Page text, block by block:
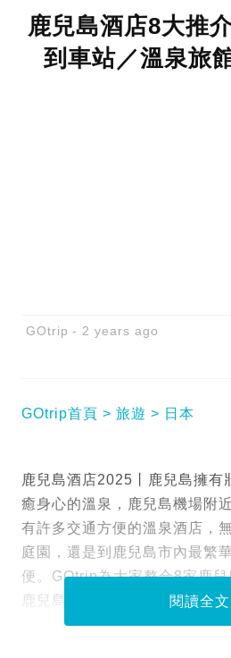
鹿兒島酒店8大推
到車站／溫泉旅
GOtrip 2 years ago
GOtrip首頁 旅遊 日本
鹿兒島酒店2025丨鹿兒島擁有
癒身心的溫泉，鹿兒島機場附
有許多交通方便的溫泉酒店，
庭園，還是到鹿兒島市內最繁
便。GOtrip為大家整合8家鹿
鹿兒島的美景和溫泉文化！
閱讀全文